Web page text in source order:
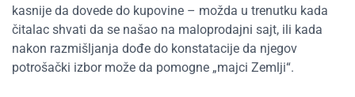
kasnije da dovede do kupovine – možda u trenutku kada
čitalac shvati da se našao na maloprodajni sajt, ili kada
nakon razmišljanja dođe do konstatacije da njegov
potrošački izbor može da pomogne „majci Zemlji“.